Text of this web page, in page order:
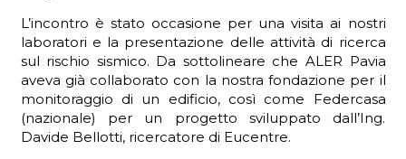
L’incontro è stato occasione per una visita ai nostri
laboratori e la presentazione delle attività di ricerca
sul rischio sismico. Da sottolineare che ALER Pavia
aveva già collaborato con la nostra fondazione per il
monitoraggio di un edificio, così come Federcasa
(nazionale) per un progetto sviluppato dall’Ing.
Davide Bellotti, ricercatore di Eucentre.